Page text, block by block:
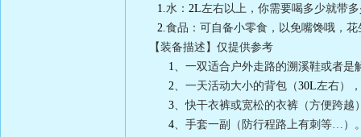
1.水： 2L左右以上，你需要喝多少就带
2.食品：可自备小零食，以免嘴馋哦，
【装备描述】仅提供参考
1、一双适合户外走路的溯溪鞋或者
2、一天活动大小的背包（30L左右）
3、快干衣裤或宽松的衣裤（方便跨
4、手套一副（防行程路上有刺等…）